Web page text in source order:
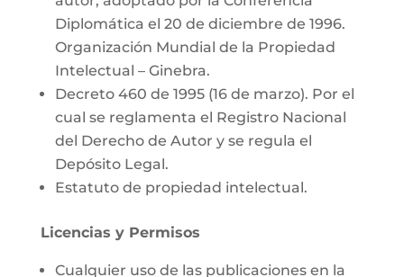
Diplomática el 20 de diciembre de 1996.
Organización Mundial de la Propiedad
Intelectual – Ginebra.
Decreto 460 de 1995 (16 de marzo). Por el
cual se reglamenta el Registro Nacional
del Derecho de Autor y se regula el
Depósito Legal.
Estatuto de propiedad intelectual.
Licencias y Permisos
Cualquier uso de las publicaciones en la